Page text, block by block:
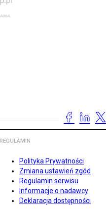
REGULAMIN
Polityka Prywatności
Zmiana ustawień zgód
Regulamin serwisu
Informacje o nadawcy
Deklaracja dostępności